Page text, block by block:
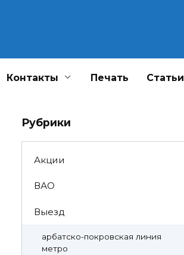
Контакты Печать Статьи
Рубрики
Акции
ВАО
Выезд
арбатско-покровская линия
метро